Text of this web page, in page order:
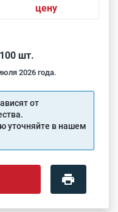
цену
шт.
2026 года.
от
уточняйте в нашем